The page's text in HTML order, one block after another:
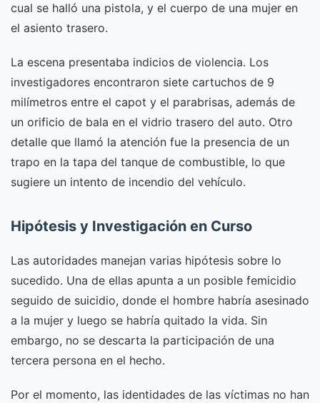
cual se halló una pistola, y el cuerpo de una mujer en
el asiento trasero.
La escena presentaba indicios de violencia. Los
investigadores encontraron siete cartuchos de 9
milímetros entre el capot y el parabrisas, además de
un orificio de bala en el vidrio trasero del auto. Otro
detalle que llamó la atención fue la presencia de un
trapo en la tapa del tanque de combustible, lo que
sugiere un intento de incendio del vehículo.
Hipótesis y Investigación en Curso
Las autoridades manejan varias hipótesis sobre lo
sucedido. Una de ellas apunta a un posible femicidio
seguido de suicidio, donde el hombre habría asesinado
a la mujer y luego se habría quitado la vida. Sin
embargo, no se descarta la participación de una
tercera persona en el hecho.
Por el momento, las identidades de las víctimas no han